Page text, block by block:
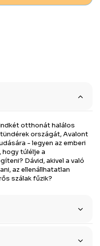
otthonát halálos
országát, Avalont
- legyen az emberi
hogy túlélje a
Dávid, akivel a való
az ellenállhatatlan
szálak fűzik?